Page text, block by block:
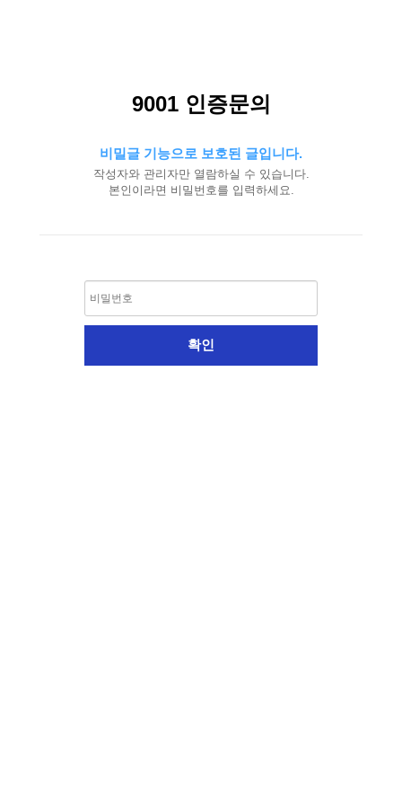
9001 인증문의
비밀글 기능으로 보호된 글입니다.
작성자와 관리자만 열람하실 수 있습니다.
본인이라면 비밀번호를 입력하세요.